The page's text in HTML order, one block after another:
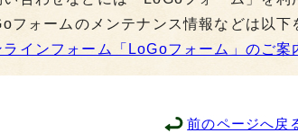
フォームのメンテナンス情報などは以下
ラインフォーム「LoGoフォーム」のご案
前のページへ戻